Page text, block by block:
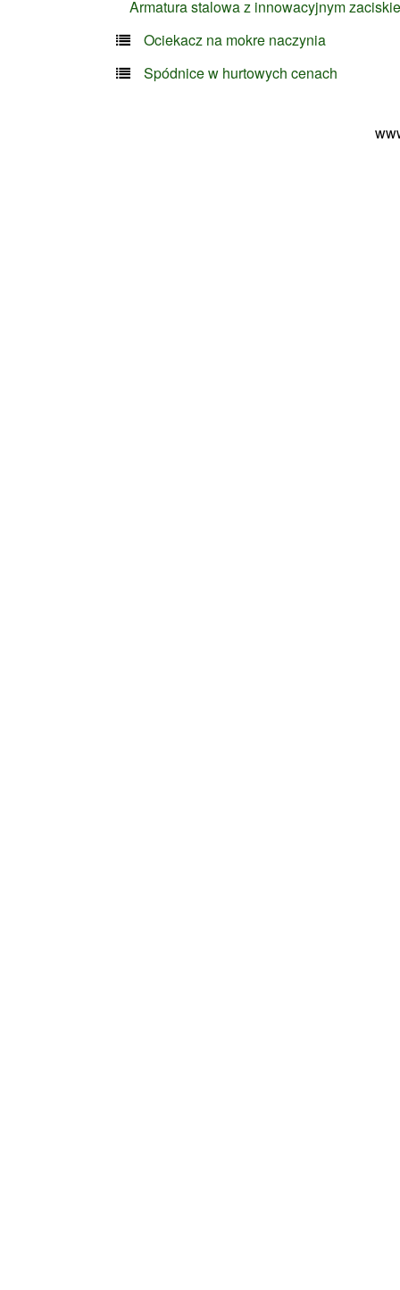
Armatura stalowa z innowacyjnym
Ociekacz na mokre naczynia
Spódnice w hurtowych cenach